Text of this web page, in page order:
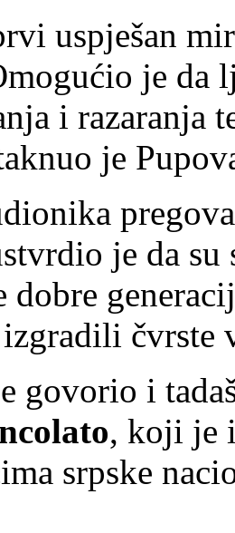
uspješan
je da
i razaranja
je
je da su
dobre
čvrste
govorio i
, koji je
srpske